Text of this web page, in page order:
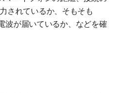
されているか、そもそも
波が届いているか、などを確